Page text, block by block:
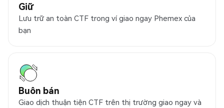
Giữ
Lưu trữ an toàn CTF trong ví giao ngay Phemex của
bạn
Buôn bán
Giao dịch thuận tiện CTF trên thị trường giao ngay và